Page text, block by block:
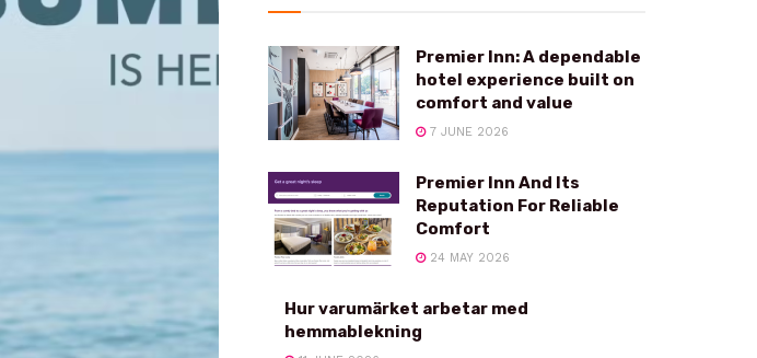
Premier Inn: A dependable
hotel experience built on
comfort and value
7 JUNE 2026
Premier Inn And Its
Reputation For Reliable
Comfort
24 MAY 2026
Hur varumärket arbetar med
hemmablekning